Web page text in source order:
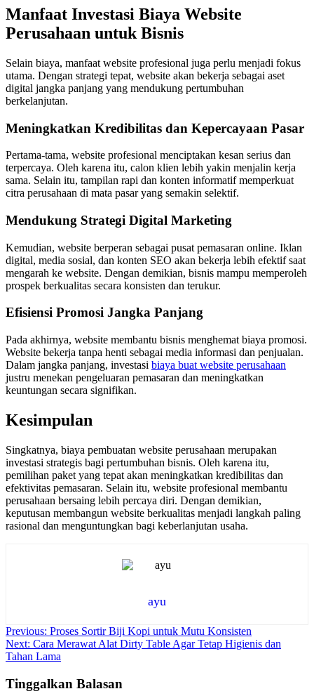
Manfaat Investasi Biaya Website
Perusahaan untuk Bisnis
Selain biaya, manfaat website profesional juga perlu menjadi fokus
utama. Dengan strategi tepat, website akan bekerja sebagai aset
digital jangka panjang yang mendukung pertumbuhan
berkelanjutan.
Meningkatkan Kredibilitas dan Kepercayaan Pasar
Pertama-tama, website profesional menciptakan kesan serius dan
terpercaya. Oleh karena itu, calon klien lebih yakin menjalin kerja
sama. Selain itu, tampilan rapi dan konten informatif memperkuat
citra perusahaan di mata pasar yang semakin selektif.
Mendukung Strategi Digital Marketing
Kemudian, website berperan sebagai pusat pemasaran online. Iklan
digital, media sosial, dan konten SEO akan bekerja lebih efektif saat
mengarah ke website. Dengan demikian, bisnis mampu memperoleh
prospek berkualitas secara konsisten dan terukur.
Efisiensi Promosi Jangka Panjang
Pada akhirnya, website membantu bisnis menghemat biaya promosi.
Website bekerja tanpa henti sebagai media informasi dan penjualan.
Dalam jangka panjang, investasi biaya buat website perusahaan
justru menekan pengeluaran pemasaran dan meningkatkan
keuntungan secara signifikan.
Kesimpulan
Singkatnya, biaya pembuatan website perusahaan merupakan
investasi strategis bagi pertumbuhan bisnis. Oleh karena itu,
pemilihan paket yang tepat akan meningkatkan kredibilitas dan
efektivitas pemasaran. Selain itu, website profesional membantu
perusahaan bersaing lebih percaya diri. Dengan demikian,
keputusan membangun website berkualitas menjadi langkah paling
rasional dan menguntungkan bagi keberlanjutan usaha.
ayu
Navigasi
pos
Previous: Proses Sortir Biji Kopi untuk Mutu Konsisten
Next: Cara Merawat Alat Dirty Table Agar Tetap Higienis dan
Tahan Lama
Tinggalkan Balasan